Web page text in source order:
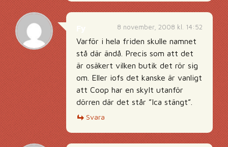
8 november, 2008 kl. 14:52
Varför i hela friden skulle namnet
stå där ändå. Precis som att det
är osäkert vilken butik det rör sig
om. Eller iofs det kanske är vanligt
att Coop har en skylt utanför
dörren där det står ”Ica stängt”.
Svara